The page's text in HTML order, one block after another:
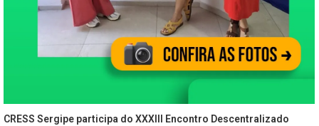
CRESS Sergipe participa do XXXIII Encontro Descentralizado